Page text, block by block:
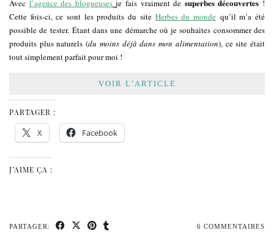
Avec l’agence des blogueuses je fais vraiment de superbes découvertes !
Cette fois-ci, ce sont les produits du site Herbes du mondequ’il m’a été
possible de tester. Étant dans une démarche où je souhaites consommer des
produits plus naturels (du moins déjà dans mon alimentation), ce site était
tout simplement parfait pour moi !
VOIR L’ARTICLE
PARTAGER :
X Facebook
J’AIME ÇA :
PARTAGER: 6 COMMENTAIRES